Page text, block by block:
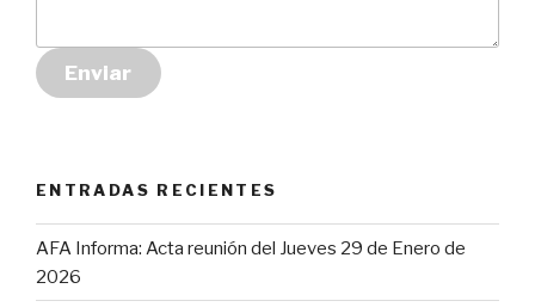
Enviar
ENTRADAS RECIENTES
AFA Informa: Acta reunión del Jueves 29 de Enero de
2026